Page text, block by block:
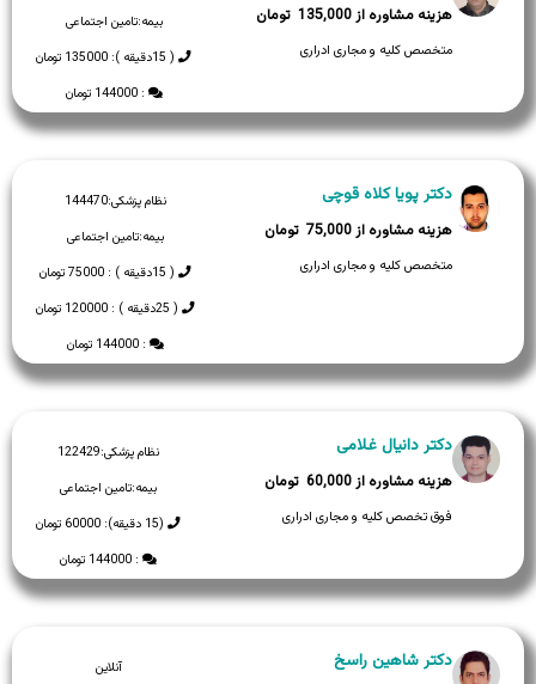
بیمه:تامین اجتماعی
( 15دقیقه ): 135000 تومان
: 144000 تومان
135,000
متخصص کلیه و مجاری ادراری
نظام پزشکی:144470
بیمه:تامین اجتماعی
( 15دقیقه ) : 75000 تومان
( 25دقیقه ) : 120000 تومان
: 144000 تومان
دکتر پویا کلاه قوچی
75,000
متخصص کلیه و مجاری ادراری
نظام پزشکی:122429
بیمه:تامین اجتماعی
(15 دقیقه): 60000 تومان
: 144000 تومان
دکتر دانیال غلامی
60,000
فوق تخصص کلیه و مجاری ادراری
آنلاین
دکتر شاهین راسخ